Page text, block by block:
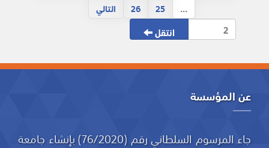
...
25
26 التالي
انتقل
عن المؤسسة
جاء المرسوم السلطاني رقم (76/2020) بإنشاء جامعة